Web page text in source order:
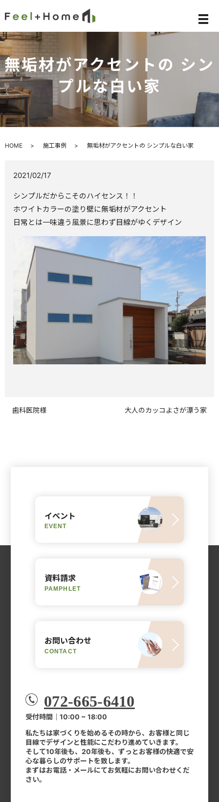
メ
無垢材がアクセントの シン
プルな白い家
HOME 施工事例 無垢材がアクセントの シンプルな白い家
2021/02/17
シンプルだからこそのハイセンス！！
ホワイトカラーの塗り壁に無垢材がアクセント
日常とは一味違う風景に思わず目線がゆくデザイン
歯科医院様 大人のカッコよさが漂う家
イベント
EVENT
資料請求
PAMPHLET
お問い合わせ
CONTACT
072-665-6410
受付時間｜10:00 ~ 18:00
私たちは家づくりを始めるその時から、お客様と同じ
目線でデザインと性能にこだわり進めていきます。
そして10年後も、20年後も、ずっとお客様の快適で安
心な暮らしのサポートを致します。
まずはお電話・メールにてお気軽にお問い合わせくだ
さい。